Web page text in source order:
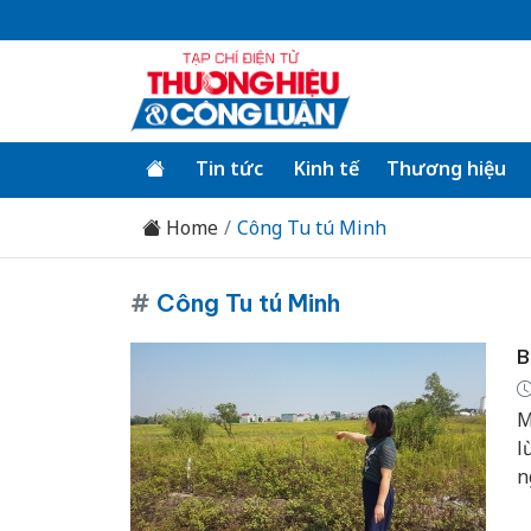
Tin tức Kinh tế Thương hiệu
Home Công Tu tú Minh
# Công Tu tú Minh